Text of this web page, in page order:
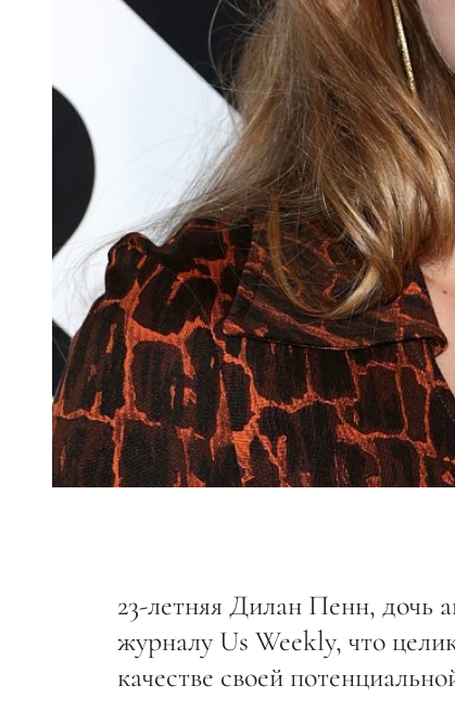
23-летняя Дилан Пенн, дочь
журналу Us Weekly, что
качестве своей